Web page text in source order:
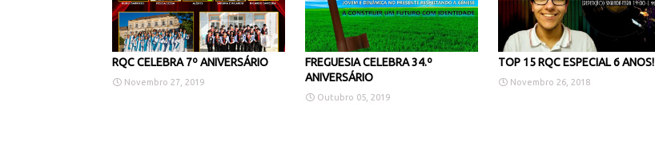
RQC CELEBRA 7º ANIVERSÁRIO
Novembro 27, 2019
FREGUESIA CELEBRA 34.º
ANIVERSÁRIO
Outubro 05, 2019
TOP 15 RQC ESPECIAL 6 ANOS!
Novembro 26, 2018